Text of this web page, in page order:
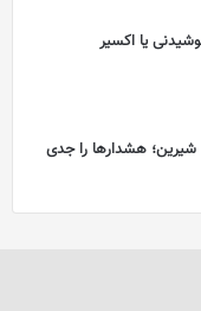
یا اکسیر
هشدارها را جدی